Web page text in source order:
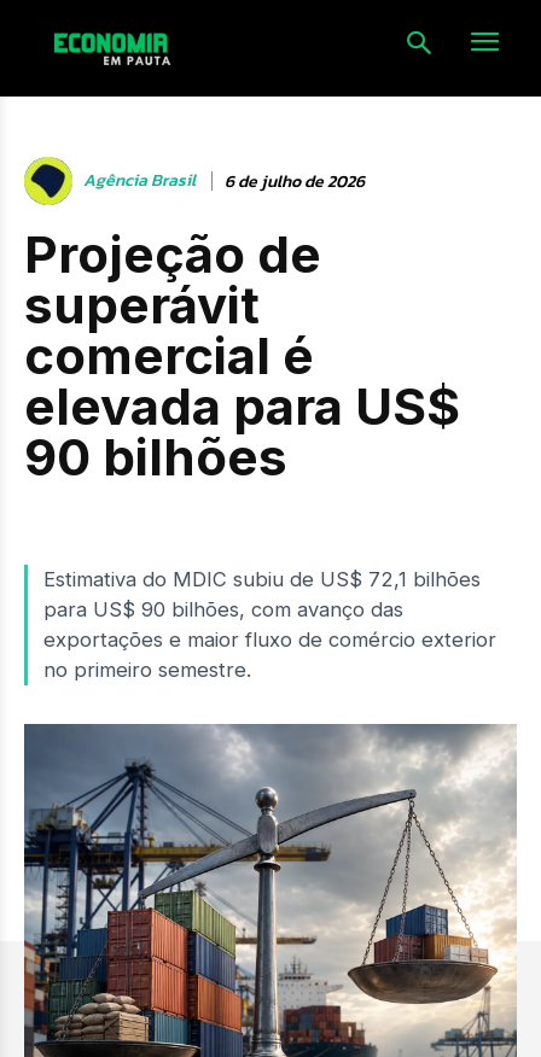
Agência Brasil 6 de julho de 2026
Projeção de
superávit
comercial é
elevada para US$
90 bilhões
Estimativa do MDIC subiu de US$ 72,1 bilhões
para US$ 90 bilhões, com avanço das
exportações e maior fluxo de comércio exterior
no primeiro semestre.